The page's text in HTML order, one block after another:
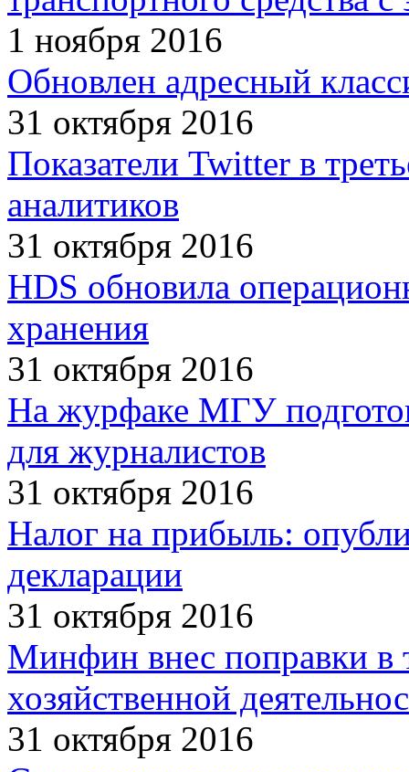
1 ноября 2016
Обновлен адресный
31 октября 2016
Показатели Twitter в
аналитиков
31 октября 2016
HDS обновила
хранения
31 октября 2016
На журфаке МГУ
для журналистов
31 октября 2016
Налог на прибыль:
декларации
31 октября 2016
Минфин внес поправки в
хозяйственной
31 октября 2016